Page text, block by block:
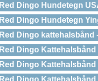
Red Dingo Hundetegn
Red Dingo Hundetegn
Red Dingo kattehalsbånd
Red Dingo
Red Dingo
Red Dingo